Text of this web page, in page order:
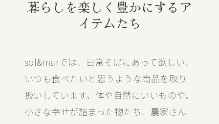
暮らしを楽しく豊かにするア
イテムたち
sol&marでは、日常そばにあって欲しい、
いつも食べたいと思うような商品を取り
扱いしています。体や自然にいいものや、
小さな幸せが詰まった物たち、農家さん